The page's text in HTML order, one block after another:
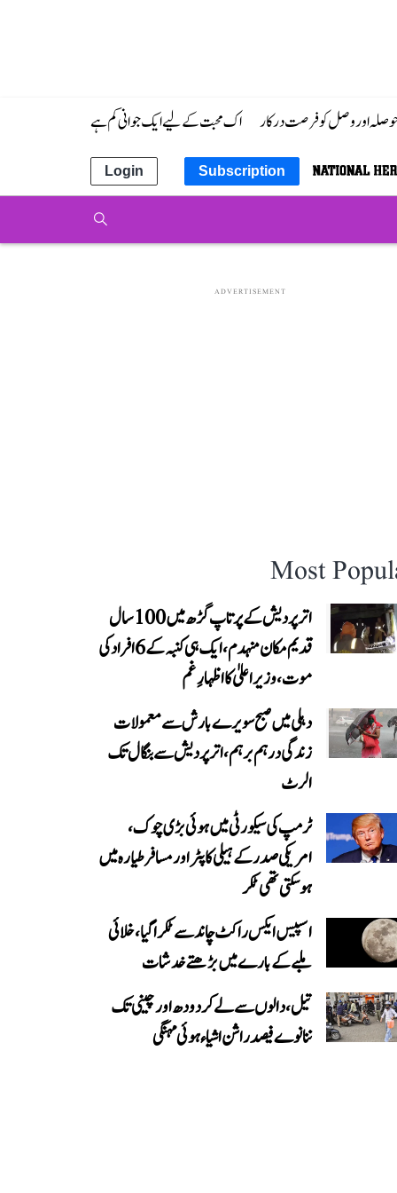
حوصلہ اور وصل کو فرصت درکار اک محبت کے لیے ایک جوانی کم ہے
Subscription
Login
ADVERTISEMENT
Most
اتر پردیش کے پرتاپ گڑھ میں 100 سال
قدیم مکان منہدم، ایک ہی کنبہ کے 6 افراد کی
موت، وزیر اعلیٰ کا اظہارِ غم
دہلی میں صبح سویرے بارش سے معمولات
زندگی درہم برہم، اترپردیش سے بنگال تک
الرٹ
ٹرمپ کی سیکورٹی میں ہوئی بڑی چوک،
امریکی صدر کے ہیلی کاپٹر اور مسافر طیارہ میں
ہو سکتی تھی ٹکر
اسپیس ایکس راکٹ چاند سے ٹکرا گیا، خلائی
ملبے کے بارے میں بڑھتے خدشات
تیل، دالوں سے لے کر دودھ اور چینی تک
ننانوے فیصد راشن اشیاء ہوئی مہنگی